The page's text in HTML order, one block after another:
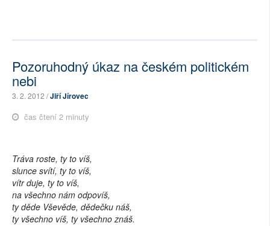
Pozoruhodný úkaz na českém politickém
nebi
3. 2. 2012 /Jiří Jírovec
čas čtení 2 minuty
Tráva roste, ty to víš,
slunce svítí, ty to víš,
vítr duje, ty to víš,
na všechno nám odpovíš,
ty děde Vševěde, dědečku náš,
ty všechno víš, ty všechno znáš.